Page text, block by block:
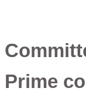
Prime